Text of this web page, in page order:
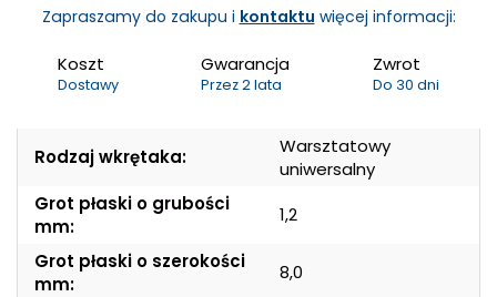
Zapraszamy do zakupu i kontaktu więcej informacji:
Koszt
Dostawy
Gwarancja
Przez 2 lata
Zwrot
Do 30 dni
Rodzaj wkrętaka:
Warsztatowy
uniwersalny
Grot płaski o grubości
mm:
1,2
Grot płaski o szerokości
mm:
8,0